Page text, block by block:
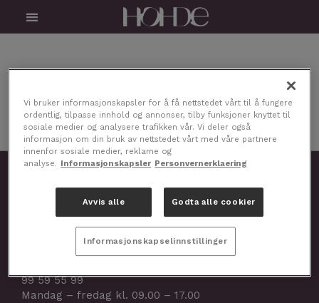
content
Menu
Selskapsnr.: 923 264 701
99 59 55 99
Mandag – fredag kl. 09.00 – 17.00
Vi bruker informasjonskapsler for å få nettstedet vårt til å fungere
ordentlig, tilpasse innhold og annonser, tilby funksjoner knyttet til
sosiale medier og analysere trafikken vår. Vi deler også
informasjon om din bruk av nettstedet vårt med våre partnere
innenfor sosiale medier, reklame og
analyse. Informasjonskapsler Personvernerklaering
Avvis alle Godta alle cookier
Informasjonskapselinnstillinger